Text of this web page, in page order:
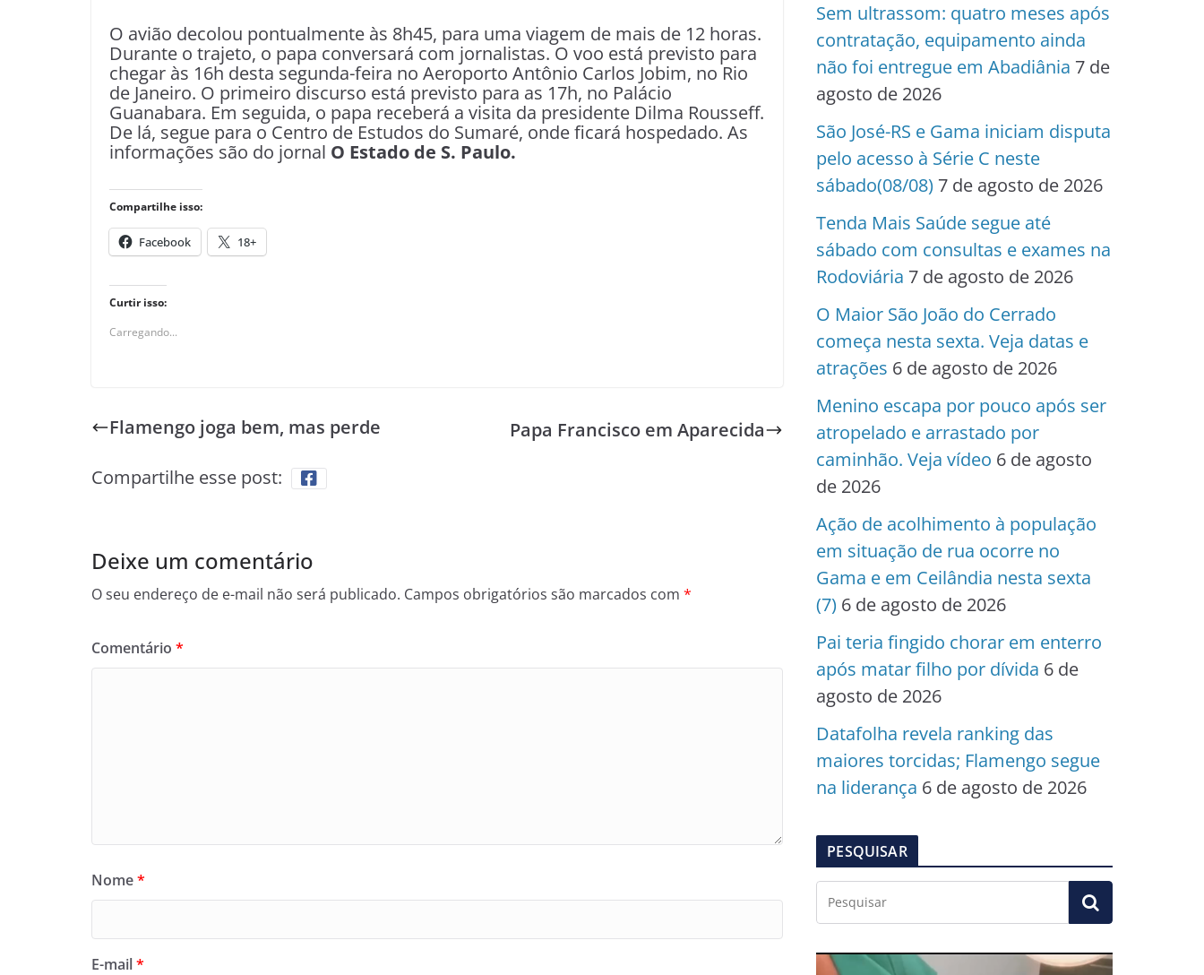
O avião decolou pontualmente às 8h45, para uma viagem de mais de 12 horas.
Durante o trajeto, o papa conversará com jornalistas. O voo está previsto para
chegar às 16h desta segunda-feira no Aeroporto Antônio Carlos Jobim, no Rio
de Janeiro. O primeiro discurso está previsto para as 17h, no Palácio
Guanabara. Em seguida, o papa receberá a visita da presidente Dilma Rousseff.
De lá, segue para o Centro de Estudos do Sumaré, onde ficará hospedado. As
informações são do jornal O Estado de S. Paulo.
Compartilhe isso:
Facebook 18+
Curtir isso:
Carregando...
Flamengo joga bem, mas perde
Papa Francisco em Aparecida
Compartilhe esse post:
Deixe um comentário
O seu endereço de e-mail não será publicado. Campos obrigatórios são marcados com *
Comentário *
Nome*
E-mail*
Sem ultrassom: quatro meses após
contratação, equipamento ainda
não foi entregue em Abadiânia 7 de
agosto de 2026
São José-RS e Gama iniciam disputa
pelo acesso à Série C neste
sábado(08/08) 7 de agosto de 2026
Tenda Mais Saúde segue até
sábado com consultas e exames na
Rodoviária 7 de agosto de 2026
O Maior São João do Cerrado
começa nesta sexta. Veja datas e
atrações 6 de agosto de 2026
Menino escapa por pouco após ser
atropelado e arrastado por
caminhão. Veja vídeo 6 de agosto
de 2026
Ação de acolhimento à população
em situação de rua ocorre no
Gama e em Ceilândia nesta sexta
(7) 6 de agosto de 2026
Pai teria fingido chorar em enterro
após matar filho por dívida 6 de
agosto de 2026
Datafolha revela ranking das
maiores torcidas; Flamengo segue
na liderança 6 de agosto de 2026
PESQUISAR